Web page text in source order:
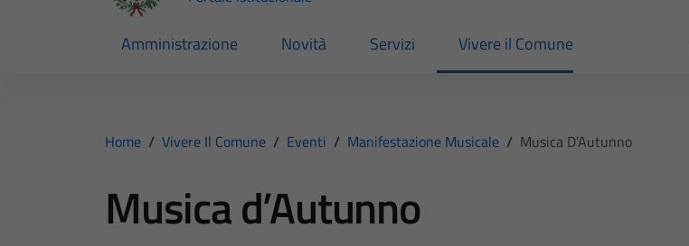
Amministrazione Novità Servizi Vivere il Comune
Home / Vivere Il Comune / Eventi / Manifestazione Musicale / Musica D’Autunno
Musica d’Autunno